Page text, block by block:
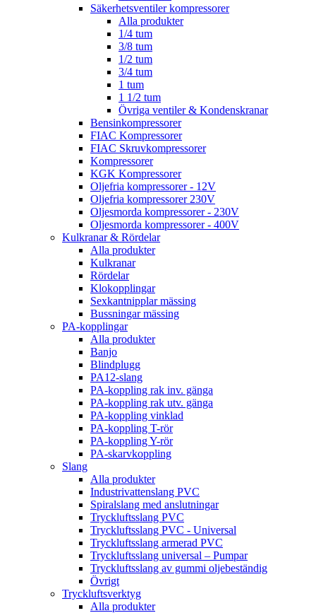
Säkerhetsventiler kompressorer
Alla produkter
1/4 tum
3/8 tum
1/2 tum
3/4 tum
1 tum
1 1/2 tum
Övriga ventiler & Kondenskranar
Bensinkompressorer
FIAC Kompressorer
FIAC Skruvkompressorer
Kompressorer
KGK Kompressorer
Oljefria kompressorer - 12V
Oljefria kompressorer 230V
Oljesmorda kompressorer - 230V
Oljesmorda kompressorer - 400V
Kulkranar & Rördelar
Alla produkter
Kulkranar
Rördelar
Klokopplingar
Sexkantnipplar mässing
Bussningar mässing
PA-kopplingar
Alla produkter
Banjo
Blindplugg
PA12-slang
PA-koppling rak inv. gänga
PA-koppling rak utv. gänga
PA-koppling vinklad
PA-koppling T-rör
PA-koppling Y-rör
PA-skarvkoppling
Slang
Alla produkter
Industrivattenslang PVC
Spiralslang med anslutningar
Tryckluftsslang PVC
Tryckluftsslang PVC - Universal
Tryckluftsslang armerad PVC
Tryckluftsslang universal – Pumpar
Tryckluftsslang av gummi oljebeständig
Övrigt
Tryckluftsverktyg
Alla produkter